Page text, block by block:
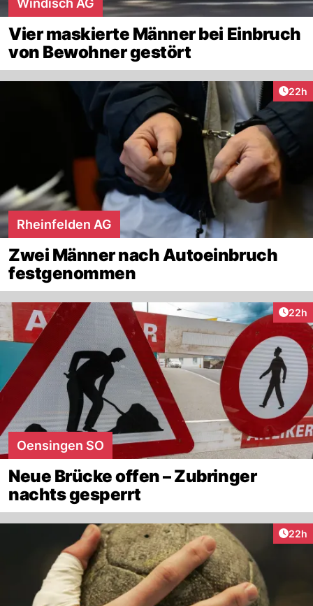
Windisch AG
Vier maskierte Männer bei Einbruch
von Bewohner gestört
22h
Rheinfelden AG
Zwei Männer nach Autoeinbruch
festgenommen
22h
Oensingen SO
Neue Brücke offen – Zubringer
nachts gesperrt
22h